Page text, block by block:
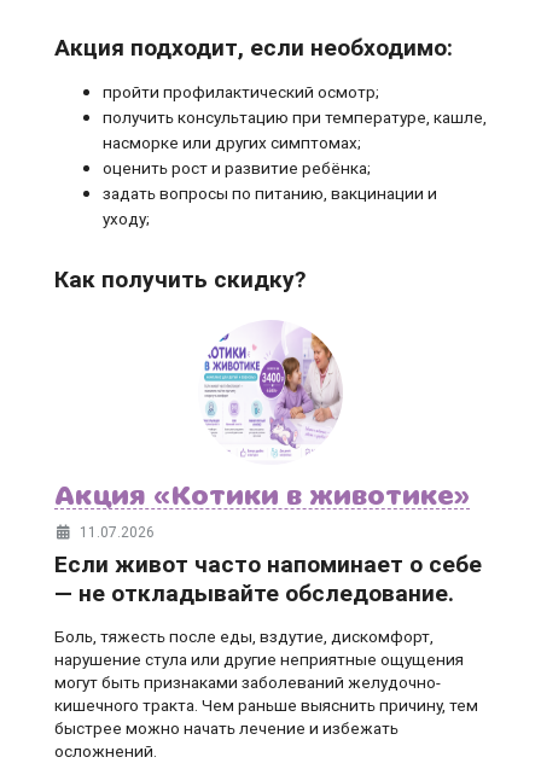
Акция подходит, если необходимо:
пройти профилактический осмотр;
получить консультацию при температуре, кашле,
насморке или других симптомах;
оценить рост и развитие ребёнка;
задать вопросы по питанию, вакцинации и
уходу;
Как получить скидку?
Акция «Котики в животике»
11.07.2026
Если живот часто напоминает о себе
— не откладывайте обследование.
Боль, тяжесть после еды, вздутие, дискомфорт,
нарушение стула или другие неприятные ощущения
могут быть признаками заболеваний желудочно-
кишечного тракта. Чем раньше выяснить причину, тем
быстрее можно начать лечение и избежать
осложнений.